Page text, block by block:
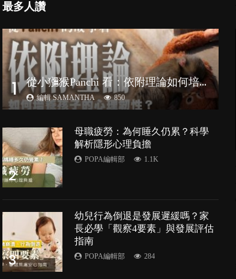
最多人讚
1 從
小獼猴Panchi 看：依附理論如何培養孩子心理韌性？
編輯 SAMANTHA 850
2
母職疲勞：為何睡久仍累？科學
解析隱形心理負擔
POPA編輯部 1.1K
3
幼兒行為倒退是發展遲緩嗎？家
長必學「觀察4要素」與發展評估
指南
POPA編輯部 284